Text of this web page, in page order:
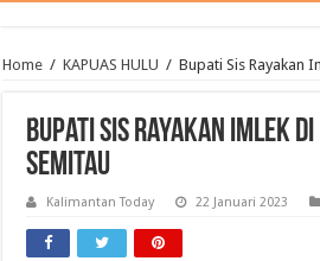
Home / KAPUAS HULU / Bupati Sis Rayakan
Bupati Sis Rayakan Imlek
Semitau
Kalimantan Today 22 Januari 2023